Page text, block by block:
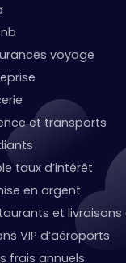
voyage
et transports
taux d’intérêt
en argent
et
VIP d’aéroports
frais annuels